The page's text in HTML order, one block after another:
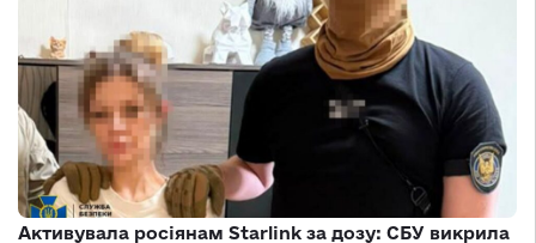
Активувала росіянам Starlink за дозу: СБУ викрила